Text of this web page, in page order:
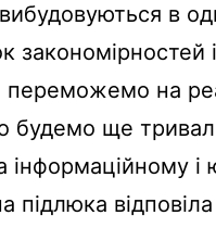
в
закономірностей
переможемо на
будемо ще
інформаційному
підлюка відповіла